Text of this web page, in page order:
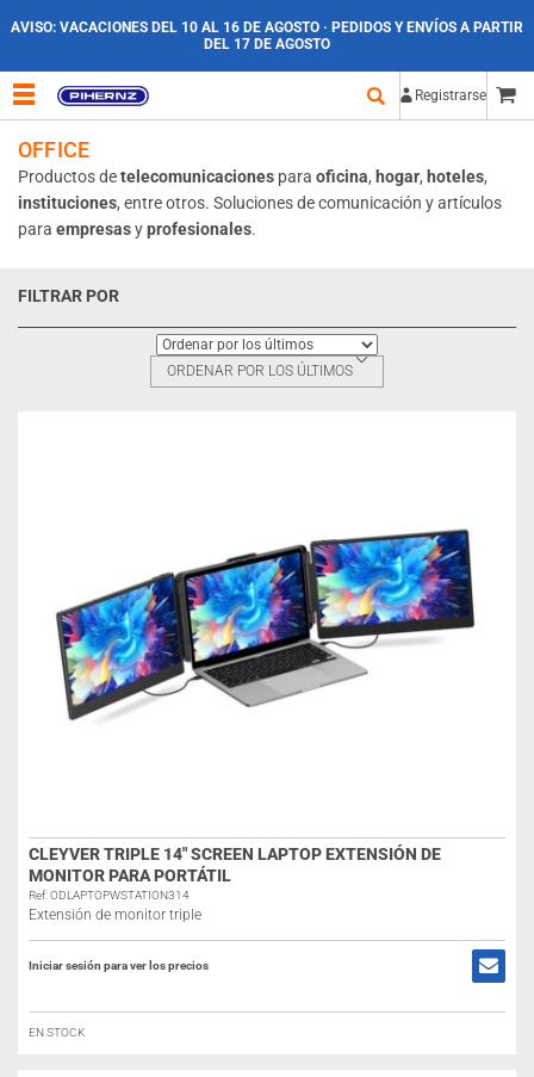
AVISO: VACACIONES DEL 10 AL 16 DE AGOSTO · PEDIDOS Y ENVÍOS A PARTIR
DEL 17 DE AGOSTO
Registrarse
OFFICE
Productos detelecomunicaciones para oficina, hogar, hoteles,
instituciones, entre otros. Soluciones de comunicación y artículos
para empresasyprofesionales.
FILTRAR POR
ORDENAR POR LOS ÚLTIMOS
CLEYVER TRIPLE 14″ SCREEN LAPTOP EXTENSIÓN DE
MONITOR PARA PORTÁTIL
Ref: ODLAPTOPWSTATION314
Extensión de monitor triple
Iniciar sesión para ver los precios
EN STOCK